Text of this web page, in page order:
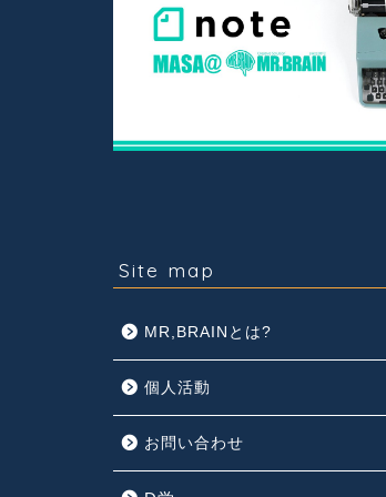
Site map
MR,BRAINとは?
個人活動
お問い合わせ